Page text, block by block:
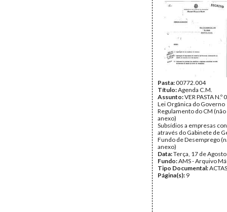
que cria o Instituto de
Pedagógica
Imposto de
veículos automóveis
passageiros de serviço
Listas de Matérias sobre
Ministros deverão
autorização legislativa à
Data: Terça, 10 de
Tipo Documental:
ACTAS
Página(s):5
Pasta:00772.004
Título:Agenda C.M.
Assunto:VER PASTA N.º
Lei Orgânica do Governo
Regulamento do CM
anexo)
Subsídios a empresas
através do Gabinete de
Fundo de Desemprego
anexo)
Data:Terça, 17 de
Fundo:AMS - Arquivo
Tipo Documental:ACTAS
Página(s): 9